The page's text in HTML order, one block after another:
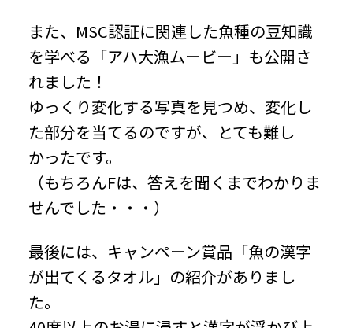
また、MSC認証に関連した魚種の豆知識
を学べる「アハ大漁ムービー」も公開さ
れました！
ゆっくり変化する写真を見つめ、変化し
た部分を当てるのですが、とても難し
かったです。
（もちろんFは、答えを聞くまでわかりま
せんでした・・・）
最後には、キャンペーン賞品「魚の漢字
が出てくるタオル」の紹介がありまし
た。